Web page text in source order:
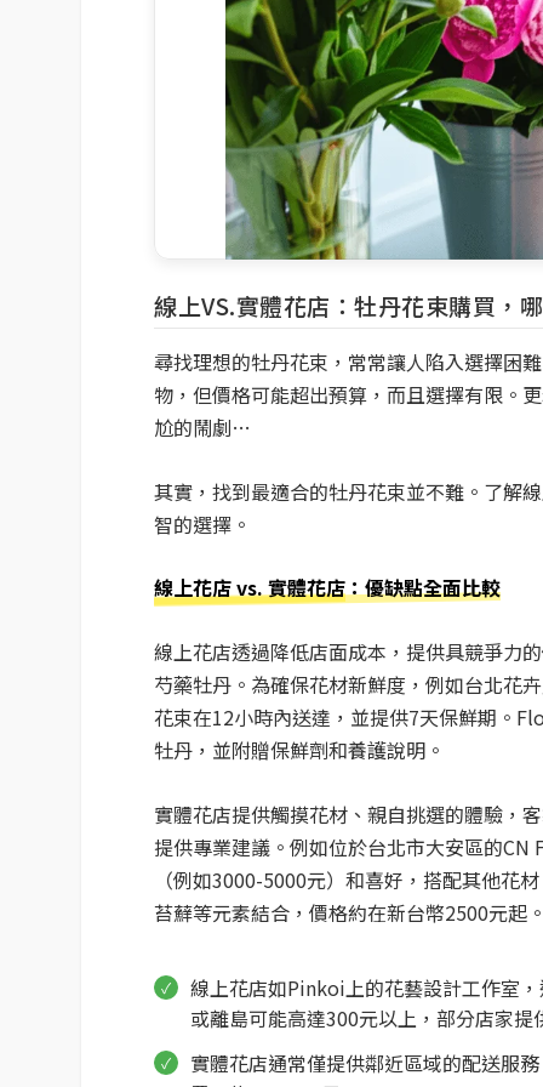
線上VS.實體花店：牡丹花束購買，
尋找理想的牡丹花束，常常讓人陷入選擇困
物，但價格可能超出預算，而且選擇有限。
尬的鬧劇…
其實，找到最適合的牡丹花束並不難。了解
智的選擇。
線上花店 vs. 實體花店：優缺點全面比較
線上花店透過降低店面成本，提供具競爭力
芍藥牡丹。為確保花材新鮮度，例如台北花
花束在12小時內送達，並提供7天保鮮期。
牡丹，並附贈保鮮劑和養護說明。
實體花店提供觸摸花材、親自挑選的體驗，
提供專業建議。例如位於台北市大安區的
（例如3000-5000元）和喜好，搭配其他花
苔蘚等元素結合，價格約在新台幣2500元起
線上花店如Pinkoi上的花藝設計工作室
或離島可能高達300元以上，部分店家
實體花店通常僅提供鄰近區域的配送服